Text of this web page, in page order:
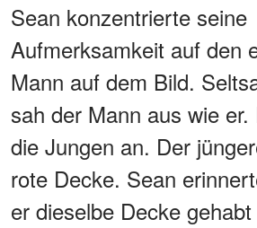
Sean konzentrierte seine
Aufmerksamkeit auf den
Mann auf dem Bild.
sah der Mann aus wie
die Jungen an. Der
rote Decke. Sean
er dieselbe Decke